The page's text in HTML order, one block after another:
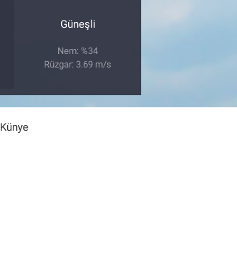
Güneşli
Nem: %34
Rüzgar: 3.69 m/s
Künye